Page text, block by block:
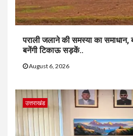
पराली जलाने की समस्या का समाधान,
बनेंगी टिकाऊ सड़कें..
August 6, 2026
उत्तराखंड